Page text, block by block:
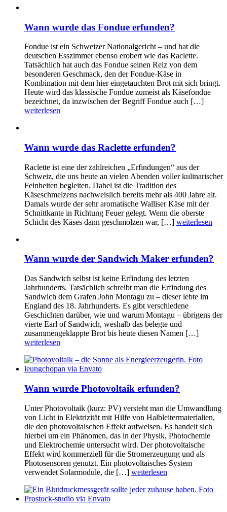
Wann wurde das Fondue erfunden?
Fondue ist ein Schweizer Nationalgericht – und hat die
deutschen Esszimmer ebenso erobert wie das Raclette.
Tatsächlich hat auch das Fondue seinen Reiz von dem
besonderen Geschmack, den der Fondue-Käse in
Kombination mit dem hier eingetauchten Brot mit sich bringt.
Heute wird das klassische Fondue zumeist als Käsefondue
bezeichnet, da inzwischen der Begriff Fondue auch […]
weiterlesen
Wann wurde das Raclette erfunden?
Raclette ist eine der zahlreichen „Erfindungen“ aus der
Schweiz, die uns heute an vielen Abenden voller kulinarischer
Feinheiten begleiten. Dabei ist die Tradition des
Käseschmelzens nachweislich bereits mehr als 400 Jahre alt.
Damals wurde der sehr aromatische Walliser Käse mit der
Schnittkante in Richtung Feuer gelegt. Wenn die oberste
Schicht des Käses dann geschmolzen war, […] weiterlesen
Wann wurde der Sandwich Maker erfunden?
Das Sandwich selbst ist keine Erfindung des letzten
Jahrhunderts. Tatsächlich schreibt man die Erfindung des
Sandwich dem Grafen John Montagu zu – dieser lebte im
England des 18. Jahrhunderts. Es gibt verschiedene
Geschichten darüber, wie und warum Montagu – übrigens der
vierte Earl of Sandwich, weshalb das belegte und
zusammengeklappte Brot bis heute diesen Namen […]
weiterlesen
Wann wurde Photovoltaik erfunden?
Unter Photovoltaik (kurz: PV) versteht man die Umwandlung
von Licht in Elektrizität mit Hilfe von Halbleitermaterialien,
die den photovoltaischen Effekt aufweisen. Es handelt sich
hierbei um ein Phänomen, das in der Physik, Photochemie
und Elektrochemie untersucht wird. Der photovoltaische
Effekt wird kommerziell für die Stromerzeugung und als
Photosensoren genutzt. Ein photovoltaisches System
verwendet Solarmodule, die […] weiterlesen